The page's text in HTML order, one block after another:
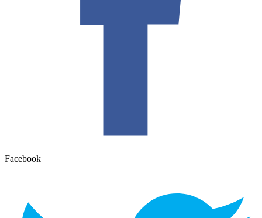
Facebook